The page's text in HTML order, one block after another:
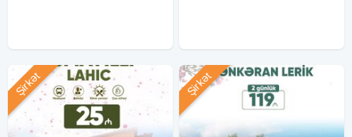
Şirkət Şirkət